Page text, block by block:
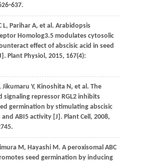
L, Parihar A, et al. Arabidopsis
Homolog3.5 modulates cytosolic
effect of abscisic acid in seed
Plant Physiol, 2015, 167(4):
Jikumaru Y, Kinoshita N, et al. The
signaling repressor RGL2 inhibits
germination by stimulating abscisic
and ABI5 activity [J]. Plant Cell, 2008,
M, Hayashi M. A peroxisomal ABC
seed germination by inducing